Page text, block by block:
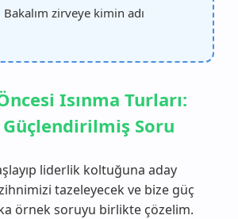
Bakalım zirveye kimin adı
Isınma Turları:
Soru
liderlik koltuğuna aday
tazeleyecek ve bize güç
örnek soruyu birlikte çözelim.